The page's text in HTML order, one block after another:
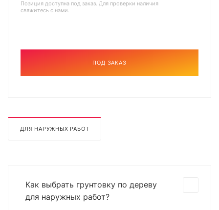
Позиция доступна под заказ. Для проверки наличия
свяжитесь с нами.
ПОД ЗАКАЗ
ДЛЯ НАРУЖНЫХ РАБОТ
Как выбрать грунтовку по дереву
для наружных работ?